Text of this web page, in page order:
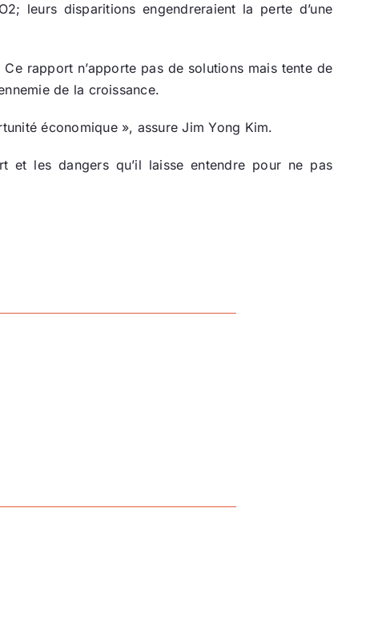
leurs disparitions engendreraient la perte d’une
rapport n’apporte pas de solutions mais tente de
de la croissance.
économique », assure Jim Yong Kim.
et les dangers qu’il laisse entendre pour ne pas